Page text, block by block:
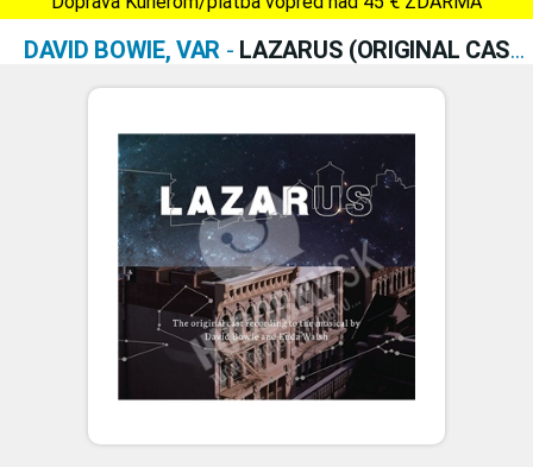
DAVID BOWIE, VAR - LAZARUS (ORIGINAL CAST RECORDINGS DIGI - 2CD)